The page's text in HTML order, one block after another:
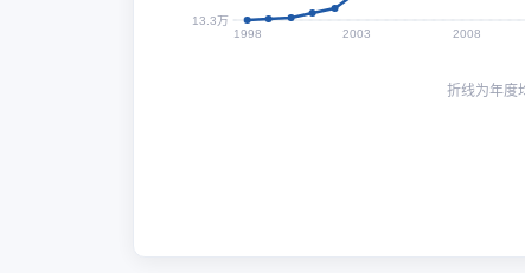
13.3万
1998
2003 2008
折线为年度